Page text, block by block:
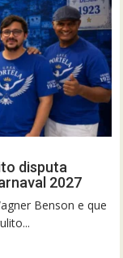
disputa
2027
Benson e que